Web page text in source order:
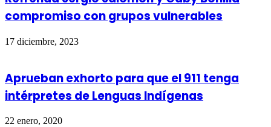
compromiso con grupos vulnerables
17 diciembre, 2023
Aprueban exhorto para que el 911 tenga
intérpretes de Lenguas Indígenas
22 enero, 2020